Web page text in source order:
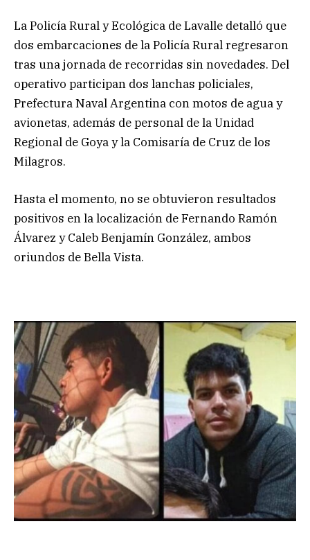
La Policía Rural y Ecológica de Lavalle detalló que
dos embarcaciones de la Policía Rural regresaron
tras una jornada de recorridas sin novedades. Del
operativo participan dos lanchas policiales,
Prefectura Naval Argentina con motos de agua y
avionetas, además de personal de la Unidad
Regional de Goya y la Comisaría de Cruz de los
Milagros.
Hasta el momento, no se obtuvieron resultados
positivos en la localización de Fernando Ramón
Álvarez y Caleb Benjamín González, ambos
oriundos de Bella Vista.